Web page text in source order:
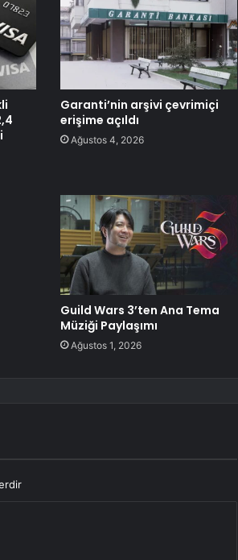
Garanti’nin arşivi çevrimiçi
erişime açıldı
Ağustos 4, 2026
Guild Wars 3’ten Ana Tema
Müziği Paylaşımı
Ağustos 1, 2026